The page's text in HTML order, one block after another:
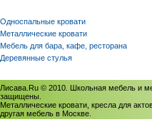
Односпальные кровати
Металлические кровати
Мебель для бара, кафе, ресторана
Деревянные стулья
Лисава.Ru © 2010. Школьная мебель и
защищены.
Металлические кровати, кресла для
другая мебель в Москве.
Политика использования cookies/